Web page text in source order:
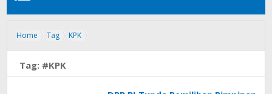
Home Tag KPK
Tag: #KPK